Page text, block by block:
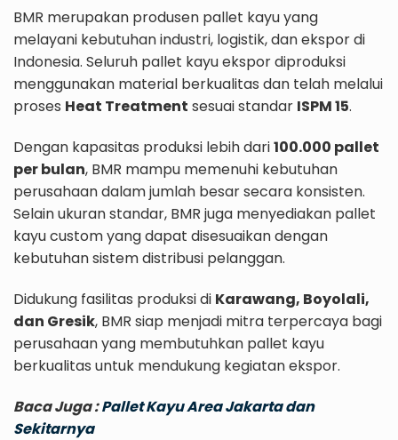
BMR merupakan produsen pallet kayu yang
melayani kebutuhan industri, logistik, dan ekspor di
Indonesia. Seluruh pallet kayu ekspor diproduksi
menggunakan material berkualitas dan telah melalui
proses Heat Treatment sesuai standar ISPM 15.
Dengan kapasitas produksi lebih dari100.000 pallet
per bulan, BMR mampu memenuhi kebutuhan
perusahaan dalam jumlah besar secara konsisten.
Selain ukuran standar, BMR juga menyediakan pallet
kayu custom yang dapat disesuaikan dengan
kebutuhan sistem distribusi pelanggan.
Didukung fasilitas produksi di Karawang, Boyolali,
dan Gresik, BMR siap menjadi mitra terpercaya bagi
perusahaan yang membutuhkan pallet kayu
berkualitas untuk mendukung kegiatan ekspor.
Baca Juga :Pallet Kayu Area Jakarta dan
Sekitarnya